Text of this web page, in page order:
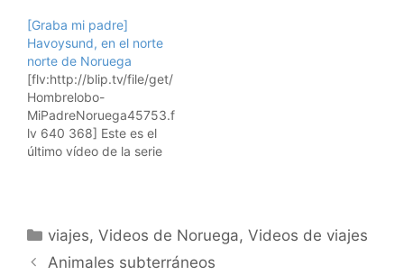
padre, y nos muestra un
crucero desde Bergen a
Kirkenes en Noruega. En
este vídeo nos muestra
Alesund, en Noruega, en
una vista impresionante
de la ciudad. Y parece
que sigue teniendo
[Graba mi padre]
Havoysund, en el norte
norte de Noruega
[flv:http://blip.tv/file/get/
Hombrelobo-
MiPadreNoruega45753.f
lv 640 368] Este es el
último vídeo de la serie
estéis dando en estos
momentos un fuerte
Categorías
viajes,Videos de Noruega,Videos de viajes
Animales subterráneos